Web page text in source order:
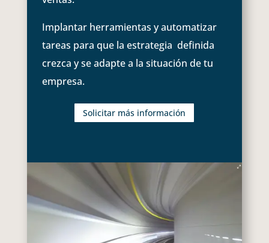
Implantar herramientas y automatizar
tareas para que la estrategia definida
crezca y se adapte a la situación de tu
empresa.
Solicitar más información